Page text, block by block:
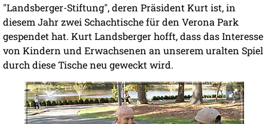
"Landsberger-Stiftung", deren Präsident Kurt ist, in
diesem Jahr zwei Schachtische für den Verona Park
gespendet hat. Kurt Landsberger hofft, dass das Interesse
von Kindern und Erwachsenen an unserem uralten Spiel
durch diese Tische neu geweckt wird.